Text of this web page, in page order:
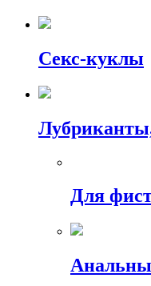
Секс-куклы
Для